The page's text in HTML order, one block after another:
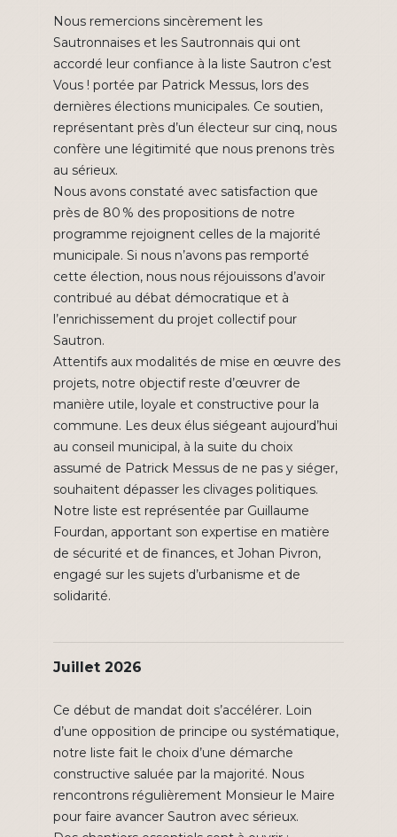
Nous remercions sincèrement les
Sautronnaises et les Sautronnais qui ont
accordé leur confiance à la liste Sautron c’est
Vous ! portée par Patrick Messus, lors des
dernières élections municipales. Ce soutien,
représentant près d’un électeur sur cinq, nous
confère une légitimité que nous prenons très
au sérieux.
Nous avons constaté avec satisfaction que
près de 80 % des propositions de notre
programme rejoignent celles de la majorité
municipale. Si nous n’avons pas remporté
cette élection, nous nous réjouissons d’avoir
contribué au débat démocratique et à
l’enrichissement du projet collectif pour
Sautron.
Attentifs aux modalités de mise en œuvre des
projets, notre objectif reste d’œuvrer de
manière utile, loyale et constructive pour la
commune. Les deux élus siégeant aujourd’hui
au conseil municipal, à la suite du choix
assumé de Patrick Messus de ne pas y siéger,
souhaitent dépasser les clivages politiques.
Notre liste est représentée par Guillaume
Fourdan, apportant son expertise en matière
de sécurité et de finances, et Johan Pivron,
engagé sur les sujets d’urbanisme et de
solidarité.
Juillet 2026
Ce début de mandat doit s’accélérer. Loin
d’une opposition de principe ou systématique,
notre liste fait le choix d’une démarche
constructive saluée par la majorité. Nous
rencontrons régulièrement Monsieur le Maire
pour faire avancer Sautron avec sérieux.